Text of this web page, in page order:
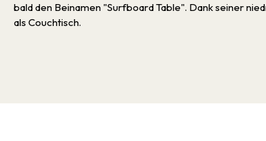
bald den Beinamen "Surfboard Table". Dank seiner
als Couchtisch.